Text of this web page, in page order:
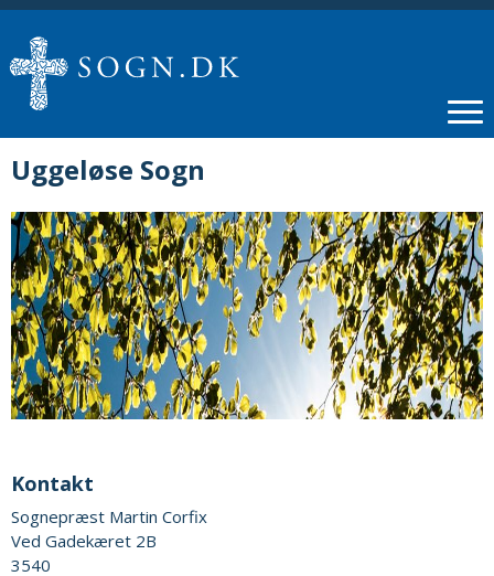
Uggeløse Sogn
Kontakt
Sognepræst Martin Corfix
Ved Gadekæret 2B
3540